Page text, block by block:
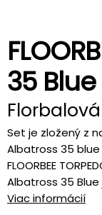
35
Set je zložený z
Albatross 35 blue
FLOORBEE
Albatross 35
Viac informácií